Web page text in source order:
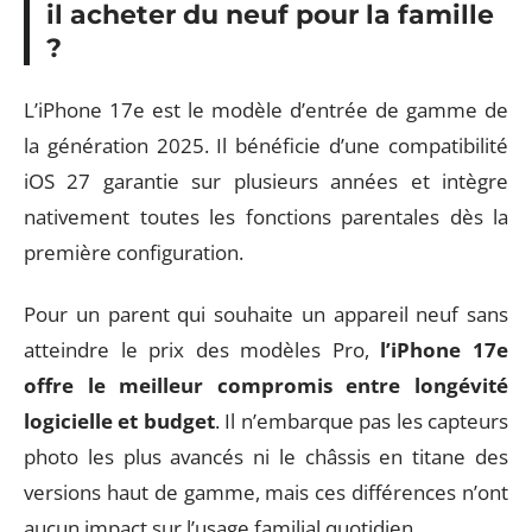
il acheter du neuf pour la famille
?
L’iPhone 17e est le modèle d’entrée de gamme de
la génération 2025. Il bénéficie d’une compatibilité
iOS 27 garantie sur plusieurs années et intègre
nativement toutes les fonctions parentales dès la
première configuration.
Pour un parent qui souhaite un appareil neuf sans
atteindre le prix des modèles Pro, l’iPhone 17e
offre le meilleur compromis entre longévité
logicielle et budget. Il n’embarque pas les capteurs
photo les plus avancés ni le châssis en titane des
versions haut de gamme, mais ces différences n’ont